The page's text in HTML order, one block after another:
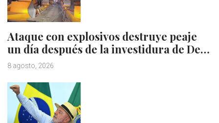
Ataque con explosivos destruye peaje
un día después de la investidura de De…
8 agosto, 2026